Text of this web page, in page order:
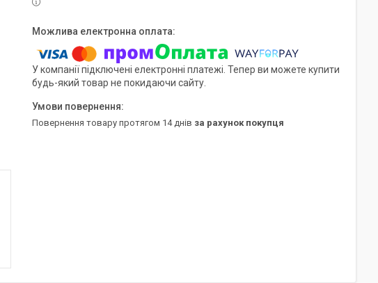
У компанії підключені електронні платежі. Тепер ви можете купити
будь-який товар не покидаючи сайту.
повернення товару протягом 14 днів за рахунок покупця